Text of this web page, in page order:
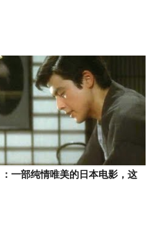
一部纯情唯美的日本电影，这